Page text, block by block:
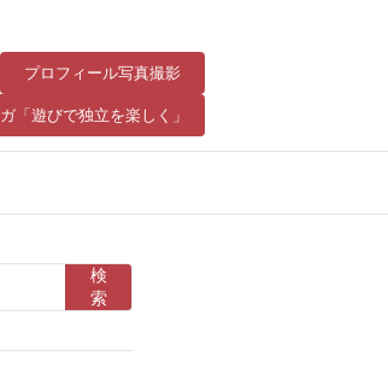
プロフィール写真撮影
「遊びで独立を楽しく」
検
索